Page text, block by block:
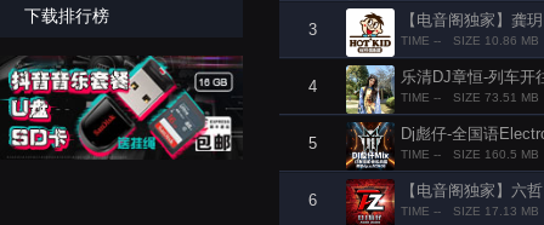
下载排行榜
3
【电音阁独家】龚
TIME -- SIZE 10.86 MB
4
乐清DJ章恒-列车开
TIME -- SIZE 73.51 MB
5
Dj彪仔-全国语
TIME -- SIZE 160.5 MB
6
【电音阁独家】六
TIME -- SIZE 17.13 MB